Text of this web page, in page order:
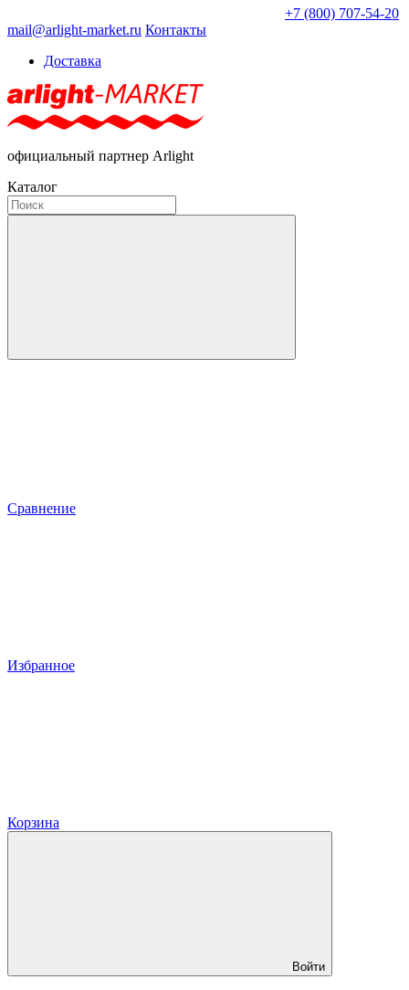
+7 (800) 707-54-20
mail@arlight-market.ru Контакты
Доставка
официальный партнер Arlight
Каталог
Сравнение
Избранное
Корзина
Войти